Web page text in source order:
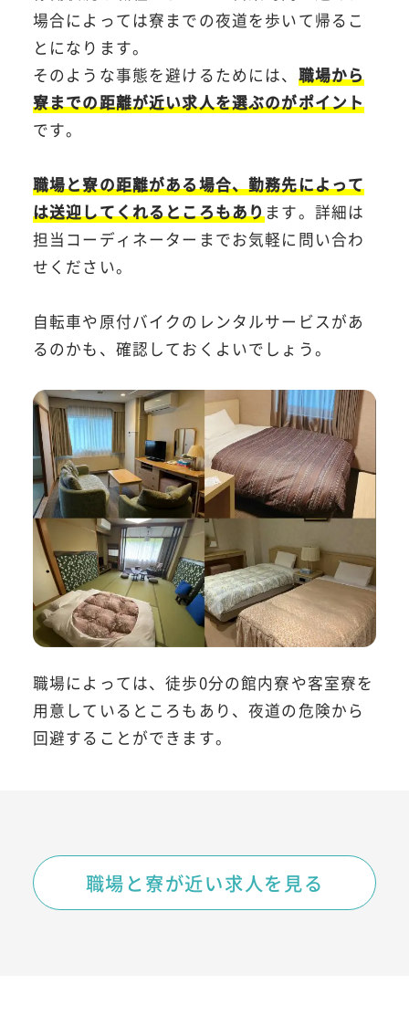
場合によっては寮までの夜道を歩いて帰るこ
とになります。
そのような事態を避けるためには、 職場から
寮までの距離が近い求人を選ぶのがポイント
です。
職場と寮の距離がある場合、勤務先によって
は送迎してくれるところもあります。詳細は
担当コーディネーターまでお気軽に問い合わ
せください。
自転車や原付バイクのレンタルサービスがあ
るのかも、確認しておくよいでしょう。
職場によっては、徒歩0分の館内寮や客室寮を
用意しているところもあり、夜道の危険から
回避することができます。
職場と寮が近い求人を見る